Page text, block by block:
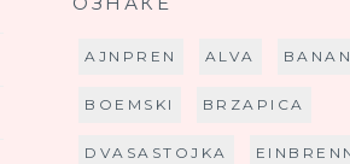
AJNPREN ALVA
BOEMSKI BRZAPICA
DVASASTOJKA